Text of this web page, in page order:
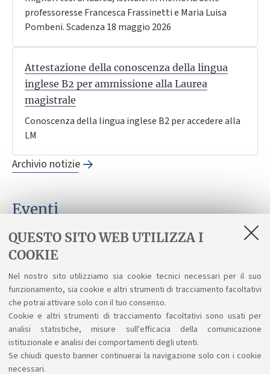
QUESTO SITO WEB UTILIZZA I
COOKIE
Nel nostro sito utilizziamo sia cookie tecnici necessari per il suo
funzionamento, sia cookie e altri strumenti di tracciamento facoltativi
che potrai attivare solo con il tuo consenso.
Cookie e altri strumenti di tracciamento facoltativi sono usati per
analisi statistiche, misure sull'efficacia della comunicazione
istituzionale e analisi dei comportamenti degli utenti.
Se chiudi questo banner continuerai la navigazione solo con i cookie
necessari.
professoresse Francesca Frassinetti e Maria Luisa
Pombeni. Scadenza 18 maggio 2026
Attestazione della conoscenza della lingua
inglese B2 per ammissione alla Laurea
magistrale
Conoscenza della lingua inglese B2 per accedere alla
LM
Archivio notizie
Eventi
Archivio eventi
Eventi di orientamento
Oggi non ci sono open day
Vai agli eventi di orientamento